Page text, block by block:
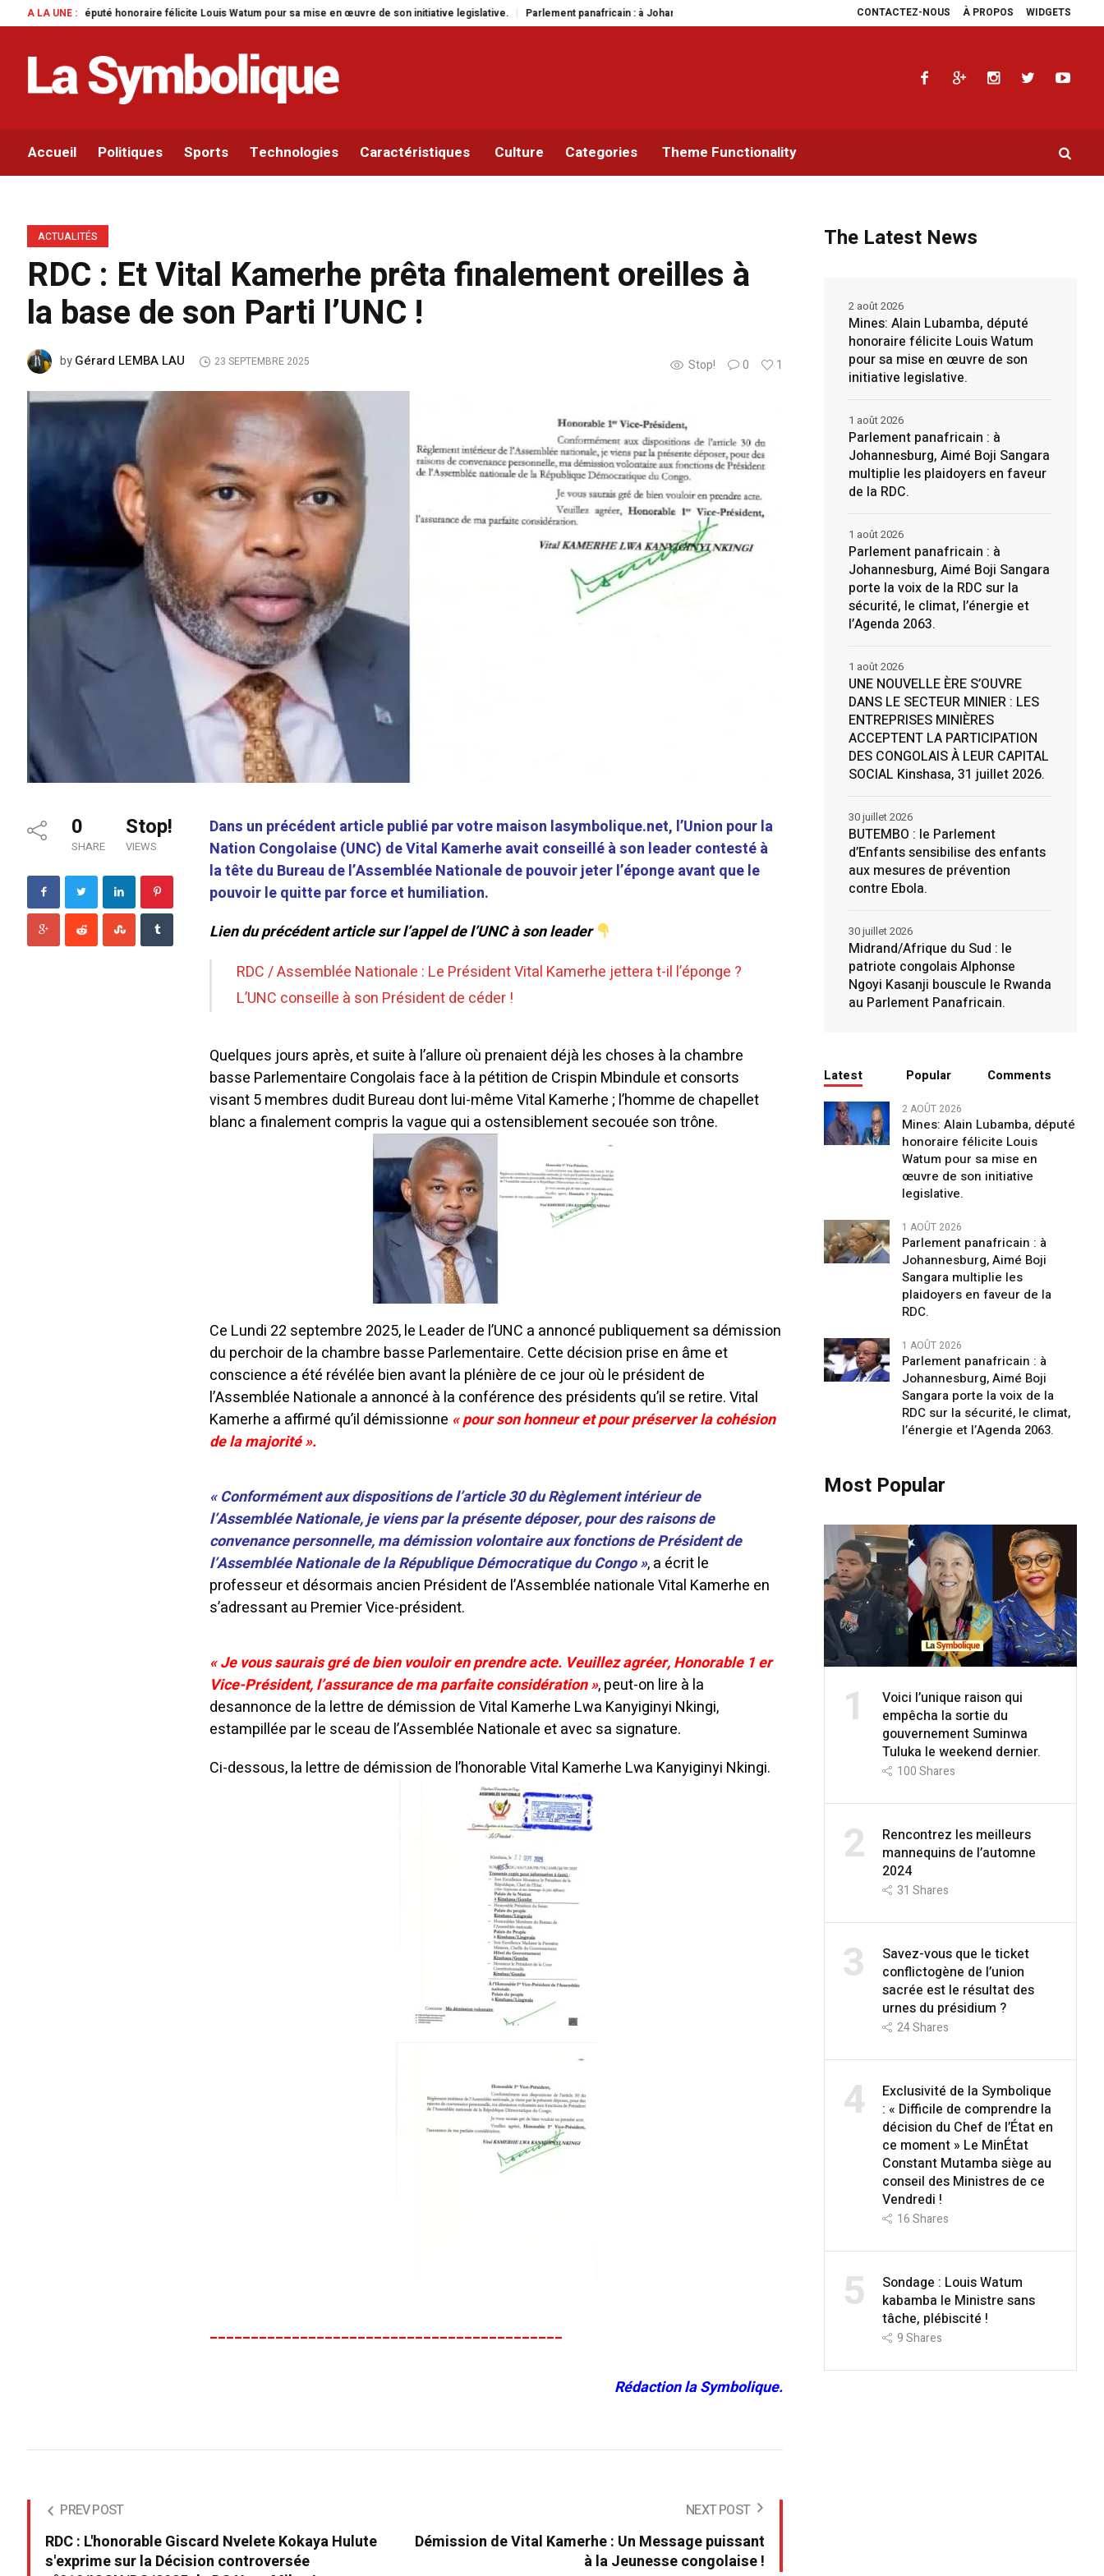
CONTACTEZ-NOUS À PROPOS WIDGETS
A LA UNE :
félicite Louis Watum pour sa mise en œuvre de son initiative legislative. Parlement panafricain : à Johannesburg, Aimé Boji Sangara multiplie les plaidoyers en faveur de la RDC. Parlement panafricain : à
Accueil Politiques Sports Technologies Caractéristiques Culture Categories Theme Functionality
ACTUALITÉS
RDC : Et Vital Kamerhe prêta finalement oreilles à
la base de son Parti l’UNC !
Stop! 0 1
byGérard LEMBA LAU 23 SEPTEMBRE 2025
0
SHARE
Stop!
VIEWS
Dans un précédent article publié par votre maison lasymbolique.net, l’Union pour la
Nation Congolaise (UNC) de Vital Kamerhe avait conseillé à son leader contesté à
la tête du Bureau de l’Assemblée Nationale de pouvoir jeter l’éponge avant que le
pouvoir le quitte par force et humiliation.
Lien du précédent article sur l’appel de l’UNC à son leader
RDC / Assemblée Nationale : Le Président Vital Kamerhe jettera t-il l’éponge ?
L’UNC conseille à son Président de céder !
Quelques jours après, et suite à l’allure où prenaient déjà les choses à la chambre
basse Parlementaire Congolais face à la pétition de Crispin Mbindule et consorts
visant 5 membres dudit Bureau dont lui-même Vital Kamerhe ; l’homme de chapellet
blanc a finalement compris la vague qui a ostensiblement secouée son trône.
Ce Lundi 22 septembre 2025, le Leader de l’UNC a annoncé publiquement sa démission
du perchoir de la chambre basse Parlementaire. Cette décision prise en âme et
conscience a été révélée bien avant la plénière de ce jour où le président de
l’Assemblée Nationale a annoncé à la conférence des présidents qu’il se retire.Vital
Kamerhe a affirmé qu’il démissionne « pour son honneur et pour préserver la cohésion
de la majorité ».
« Conformément aux dispositions de l’article 30 du Règlement intérieur de
l’Assemblée Nationale, je viens par la présente déposer, pour des raisons de
convenance personnelle, ma démission volontaire aux fonctions de Président de
l’Assemblée Nationale de la République Démocratique du Congo », a écrit le
professeur et désormais ancien Président de l’Assemblée nationale Vital Kamerhe en
s’adressant au Premier Vice-président.
« Je vous saurais gré de bien vouloir en prendre acte. Veuillez agréer, Honorable 1 er
Vice-Président, l’assurance de ma parfaite considération », peut-on lire à la
desannonce de la lettre de démission de Vital Kamerhe Lwa Kanyiginyi Nkingi,
estampillée par le sceau de l’Assemblée Nationale et avec sa signature.
Ci-dessous, la lettre de démission de l’honorable Vital Kamerhe Lwa Kanyiginyi Nkingi.
___________________________________________
Rédaction la Symbolique.
PREV POST
RDC : L'honorable Giscard Nvelete Kokaya Hulute
s'exprime sur la Décision controversée
NEXT POST
Démission de Vital Kamerhe : Un Message puissant
à la Jeunesse congolaise !
The Latest News
Mines: Alain Lubamba, député
honoraire félicite Louis Watum
pour sa mise en œuvre de son
initiative legislative.
2 août 2026
Parlement panafricain : à
Johannesburg, Aimé Boji Sangara
multiplie les plaidoyers en faveur
de la RDC.
1 août 2026
Parlement panafricain : à
Johannesburg, Aimé Boji Sangara
porte la voix de la RDC sur la
sécurité, le climat, l’énergie et
l’Agenda 2063.
1 août 2026
UNE NOUVELLE ÈRE S’OUVRE
DANS LE SECTEUR MINIER : LES
ENTREPRISES MINIÈRES
ACCEPTENT LA PARTICIPATION
DES CONGOLAIS À LEUR CAPITAL
SOCIAL Kinshasa, 31 juillet 2026.
1 août 2026
BUTEMBO : le Parlement
d’Enfants sensibilise des enfants
aux mesures de prévention
contre Ebola.
30 juillet 2026
Midrand/Afrique du Sud : le
patriote congolais Alphonse
Ngoyi Kasanji bouscule le Rwanda
au Parlement Panafricain.
30 juillet 2026
Latest Popular Comments
2 AOÛT 2026
Mines: Alain Lubamba, député
honoraire félicite Louis
Watum pour sa mise en
œuvre de son initiative
legislative.
1 AOÛT 2026
Parlement panafricain : à
Johannesburg, Aimé Boji
Sangara multiplie les
plaidoyers en faveur de la
RDC.
1 AOÛT 2026
Parlement panafricain : à
Johannesburg, Aimé Boji
Sangara porte la voix de la
RDC sur la sécurité, le climat,
l’énergie et l’Agenda 2063.
Most Popular
1
Voici l’unique raison qui
empêcha la sortie du
gouvernement Suminwa
Tuluka le weekend dernier.
100Shares
2
Rencontrez les meilleurs
mannequins de l’automne
2024
31 Shares
3
Savez-vous que le ticket
conflictogène de l’union
sacrée est le résultat des
urnes du présidium ?
24Shares
4
Exclusivité de la Symbolique
: « Difficile de comprendre la
décision du Chef de l’État en
ce moment » Le MinÉtat
Constant Mutamba siège au
conseil des Ministres de ce
Vendredi !
16Shares
5
Sondage : Louis Watum
kabamba le Ministre sans
tâche, plébiscité !
9Shares